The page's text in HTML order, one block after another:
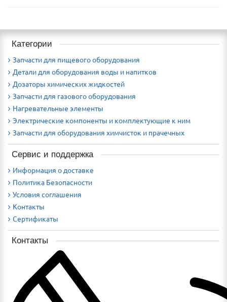
Категории
Запчасти для пищевого оборудования
Детали для оборудования воды и напитков
Дозаторы химических жидкостей
Запчасти для газового оборудования
Нагревательные элементы
Электрические компоненты и комплектующие к ним
Запчасти для оборудования химчисток и прачечных
Сервис и поддержка
Информация о доставке
Политика Безопасности
Условия соглашения
Контакты
Сертификаты
Контакты